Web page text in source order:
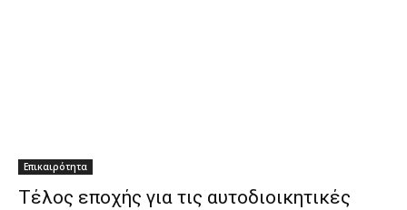
Επικαιρότητα
Τέλος εποχής για τις αυτοδιοικητικές